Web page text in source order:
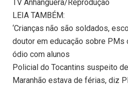
TV Anhanguera/Reprodução
LEIA TAMBÉM:
‘Crianças não são soldados,
doutor em educação sobre PMs
ódio com alunos
Policial do Tocantins suspeito
Maranhão estava de férias, diz